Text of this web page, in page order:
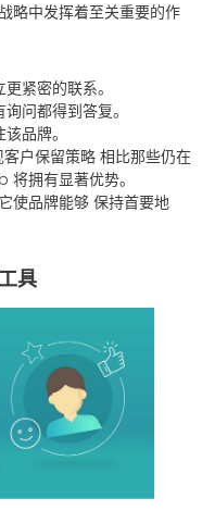
略中发挥着至关重要的作
紧密的联系。
问都得到答复。
品牌。
户保留策略 相比那些仍在
拥有显著优势。
使品牌能够 保持首要地
具